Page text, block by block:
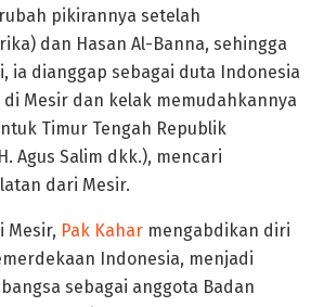
pikirannya setelah
dan Hasan Al-Banna, sehingga
ia dianggap sebagai duta Indonesia
Mesir dan kelak memudahkannya
Timur Tengah Republik
Agus Salim dkk.), mencari
dari Mesir.
Mesir, Pak Kahar mengabdikan diri
Indonesia, menjadi
sebagai anggota Badan